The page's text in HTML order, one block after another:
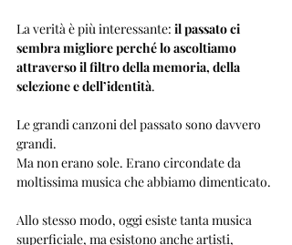
La verità è più interessante: il passato ci
sembra migliore perché lo ascoltiamo
attraverso il filtro della memoria, della
selezione e dell’identità.
Le grandi canzoni del passato sono davvero
grandi.
Ma non erano sole. Erano circondate da
moltissima musica che abbiamo dimenticato.
Allo stesso modo, oggi esiste tanta musica
superficiale, ma esistono anche artisti,